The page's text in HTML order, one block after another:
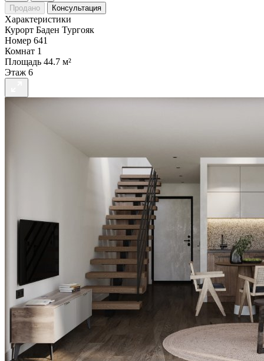
Продано Консультация
Характеристики
Курорт Баден Тургояк
Номер 641
Комнат 1
Площадь 44.7 м²
Этаж 6